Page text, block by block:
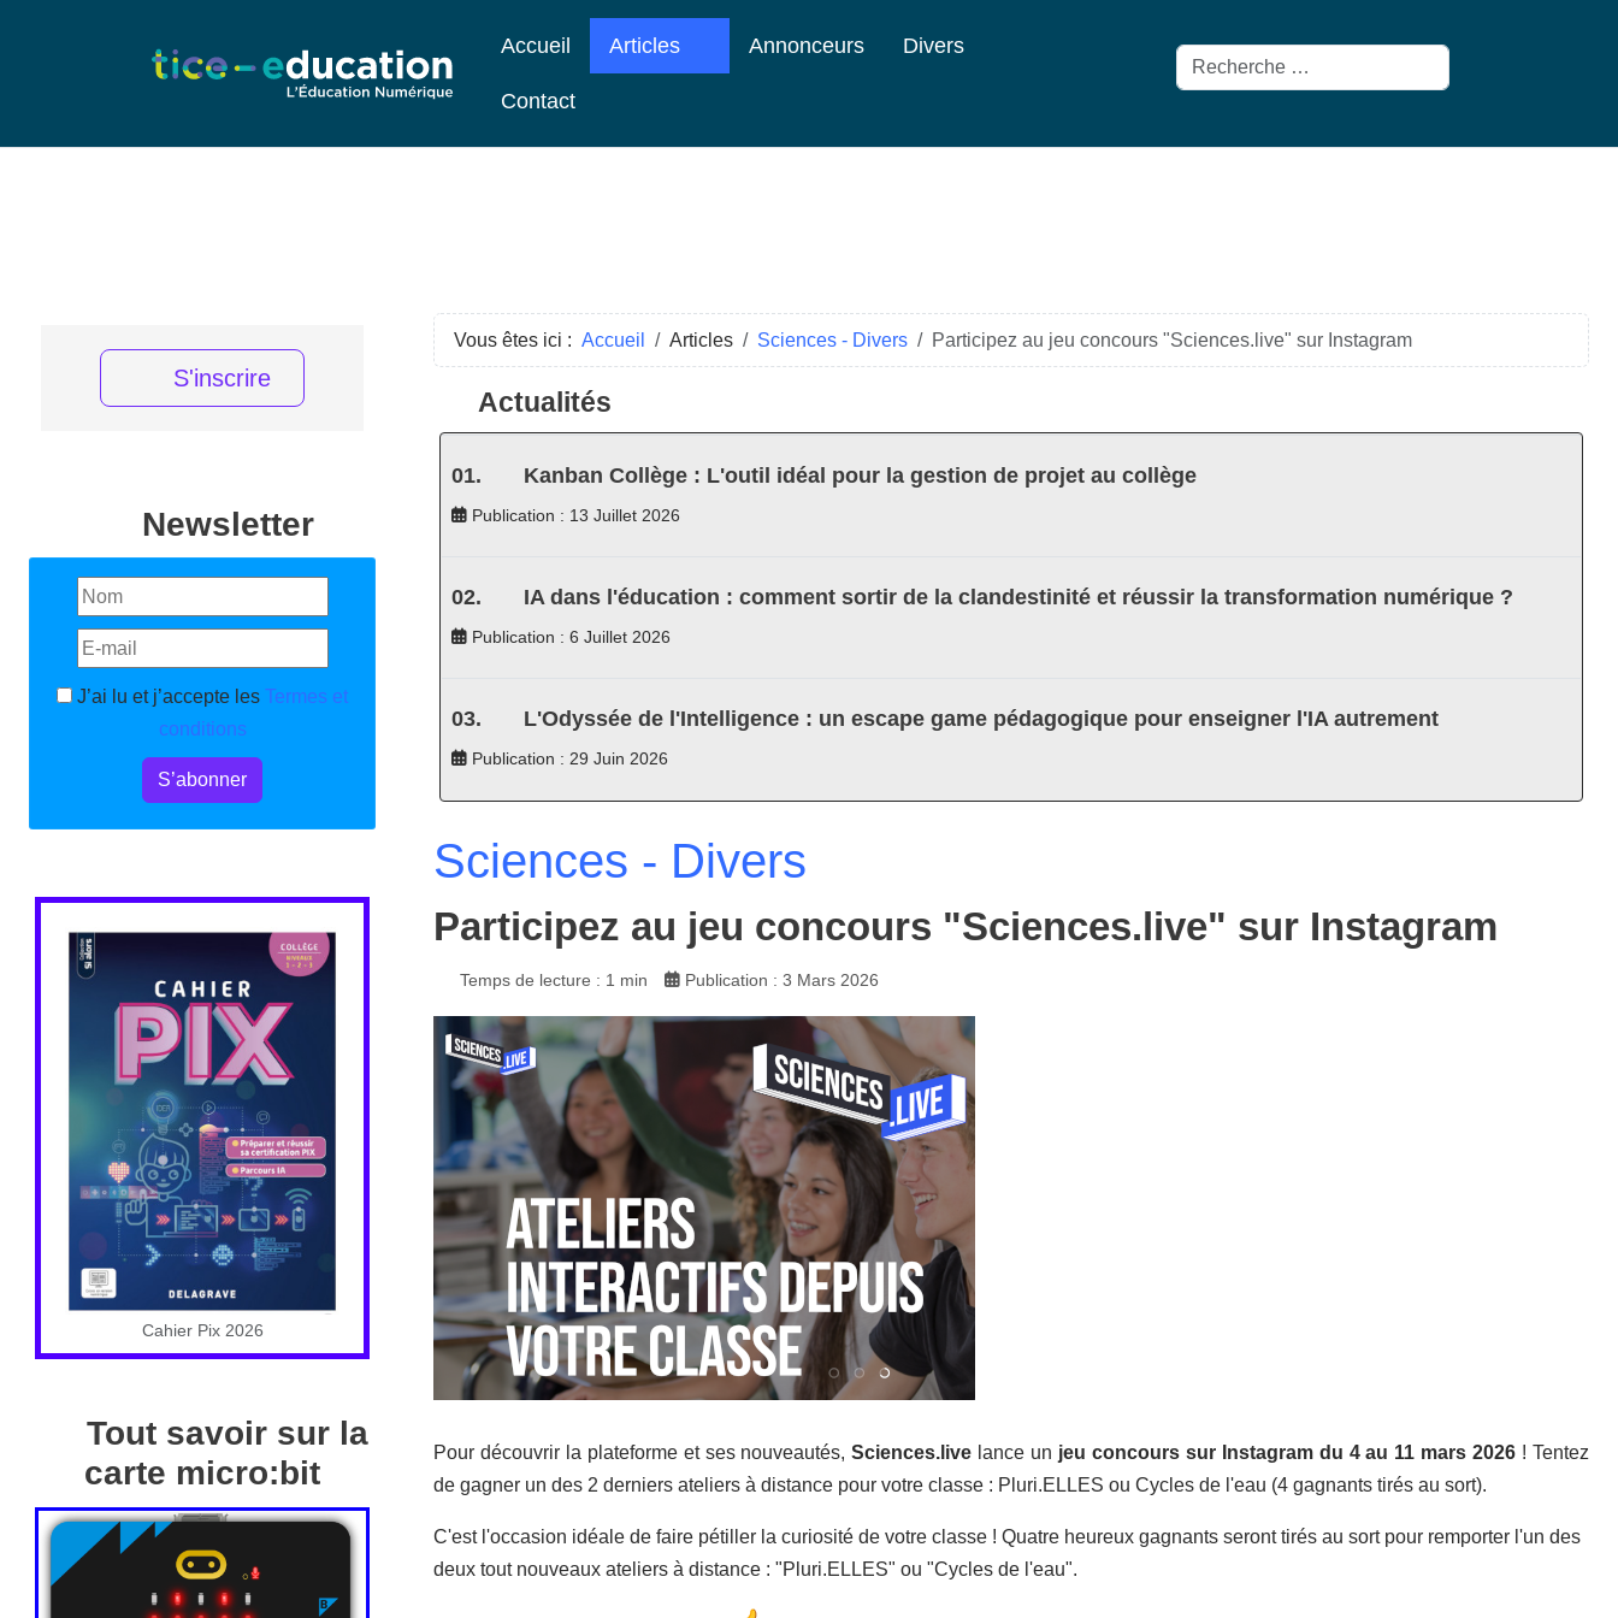
Accueil Articles Annonceurs Divers
Contact
Rechercher
S'inscrire
Newsletter
J’ai lu et j’accepte les Termes et
conditions
S’abonner
Cahier Pix 2026
Tout savoir sur la
carte micro:bit
Vous êtes ici : Accueil Articles Sciences - Divers Participez au jeu concours "Sciences.live" sur Instagram
Actualités
Kanban Collège : L'outil idéal pour la gestion de projet au collège
Publication : 13 Juillet 2026
IA dans l'éducation : comment sortir de la clandestinité et réussir la transformation numérique ?
Publication : 6 Juillet 2026
L'Odyssée de l'Intelligence : un escape game pédagogique pour enseigner l'IA autrement
Publication : 29 Juin 2026
Sciences - Divers
Participez au jeu concours "Sciences.live" sur Instagram
Temps de lecture : 1 min Publication : 3 Mars 2026
Pour découvrir la plateforme et ses nouveautés,Sciences.live lance un jeu concours sur Instagram du 4 au 11 mars 2026 ! Tentez
de gagner un des 2 derniers ateliers à distance pour votre classe : Pluri.ELLES ou Cycles de l'eau (4 gagnants tirés au sort).
C'est l'occasion idéale de faire pétiller la curiosité de votre classe ! Quatre heureux gagnants seront tirés au sort pour remporter l'un des
deux tout nouveaux ateliers à distance : "Pluri.ELLES" ou "Cycles de l'eau".